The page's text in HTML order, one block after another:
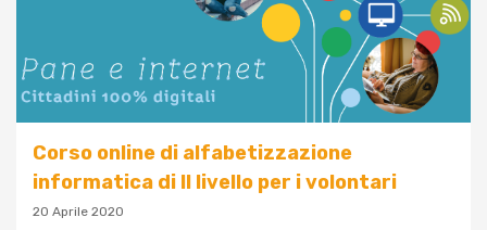
Corso online di alfabetizzazione
informatica di II livello per i volontari
20 Aprile 2020